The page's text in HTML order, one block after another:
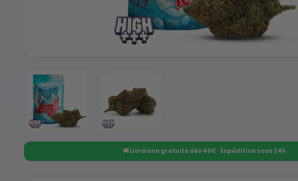
🚚 Livraison gratuite dès 49€ · Expédition sous 24h